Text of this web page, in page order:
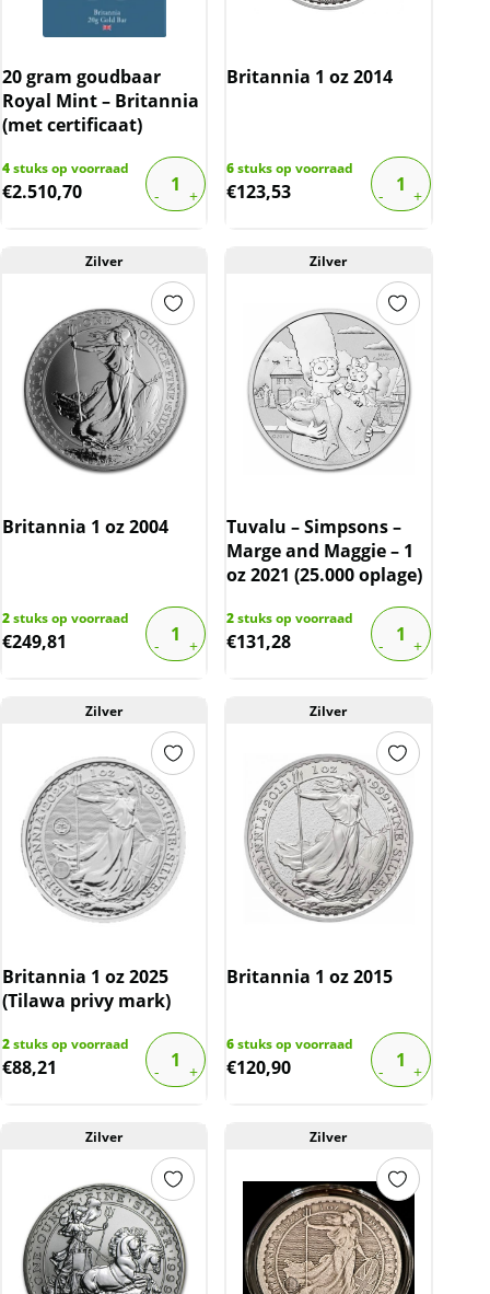
20 gram goudbaar
Royal Mint – Britannia
(met certificaat)
4stuks op voorraad
€2.510,70
Britannia 1 oz 2014
6stuks op voorraad
€123,53
Zilver
Britannia 1 oz 2004
2stuks op voorraad
€249,81
Zilver
Tuvalu – Simpsons –
Marge and Maggie – 1
oz 2021 (25.000 oplage)
2stuks op voorraad
€131,28
Zilver
Britannia 1 oz 2025
(Tilawa privy mark)
2stuks op voorraad
€88,21
Zilver
Britannia 1 oz 2015
6stuks op voorraad
€120,90
Zilver Zilver